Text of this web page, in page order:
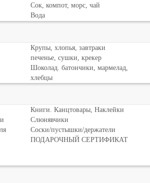
Сок, компот, морс, чай
Вода
Крупы, хлопья, завтраки
печенье, сушки, крекер
Шоколад. батончики, мармелад,
хлебцы
Книги. Канцтовары, Наклейки
Слюнявчики
Соски/пустышки/держатели
ПОДАРОЧНЫЙ СЕРТИФИКАТ